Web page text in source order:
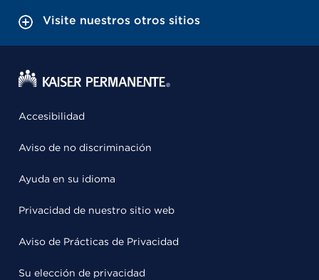
Visite nuestros otros sitios
Accesibilidad
Aviso de no discriminación
Ayuda en su idioma
Privacidad de nuestro sitio web
Aviso de Prácticas de Privacidad
Su elección de privacidad